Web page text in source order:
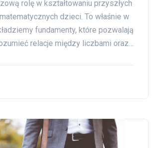
rolę w kształtowaniu przyszłych
dzieci. To właśnie w
fundamenty, które pozwalają
relacje między liczbami oraz…